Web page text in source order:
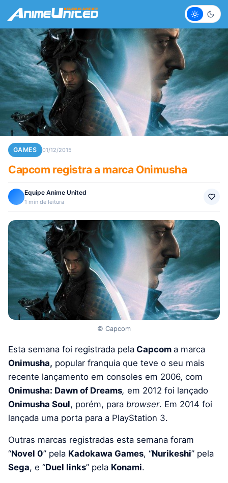
Claro
GAMES 01/12/2015
Capcom registra a marca Onimusha
Equipe Anime United
1 min de leitura
© Capcom
Esta semana foi registrada pela Capcom a marca
Onimusha, popular franquia que teve o seu mais
recente lançamento em consoles em 2006, com
Onimusha: Dawn of Dreams, em 2012 foi lançado
Onimusha Soul, porém, para browser. Em 2014 foi
lançada uma porta para a PlayStation 3.
Outras marcas registradas esta semana foram
“Novel 0” pela Kadokawa Games, “Nurikeshi” pela
Sega, e “Duel links” pela Konami.